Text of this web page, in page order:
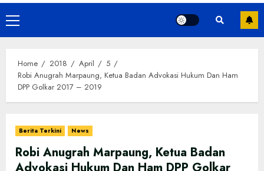
Primary
Menu
Home 2018 April
5
Robi Anugrah Marpaung, Ketua Badan Advokasi Hukum Dan Ham
DPP Golkar 2017 – 2019
Berita Terkini News
Robi Anugrah Marpaung, Ketua Badan